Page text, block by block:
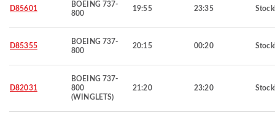
D85601
BOEING 737-
800
19:55 23:35
D85355
BOEING 737-
800
20:15 00:20
D82031
BOEING 737-
800
(WINGLETS)
21:20 23:20